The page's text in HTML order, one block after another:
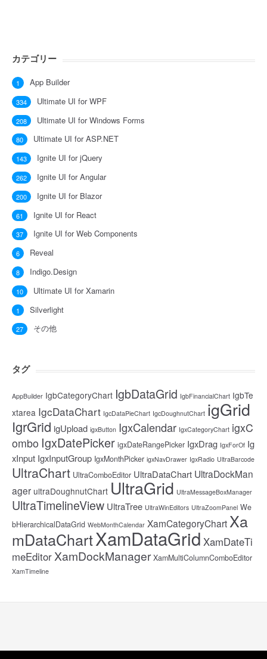
カテゴリー
App Builder
1
Ultimate UI for WPF
334
Ultimate UI for Windows Forms
208
Ultimate UI for ASP.NET
80
Ignite UI for jQuery
143
Ignite UI for Angular
262
Ignite UI for Blazor
200
Ignite UI for React
61
Ignite UI for Web Components
37
Reveal
6
Indigo.Design
8
Ultimate UI for Xamarin
10
Silverlight
1
その他
27
タグ
AppBuilder IgbCategoryChart IgbDataGrid IgbFinancialChart IgbTe
xtarea IgcDataChart IgcDataPieChart IgcDoughnutChart igGrid
IgrGrid igUpload igxButton IgxCalendar IgxCategoryChart igxC
ombo IgxDatePicker igxDateRangePicker IgxDrag IgxForOf Ig
xInput IgxInputGroup IgxMonthPicker igxNavDrawer IgxRadio UltraBarcode
UltraChart UltraComboEditor UltraDataChart UltraDockMan
ager ultraDoughnutChart UltraGrid UltraMessageBoxManager
UltraTimelineView UltraTree UltraWinEditors UltraZoomPanel We
bHierarchicalDataGrid WebMonthCalendar XamCategoryChart Xa
mDataChartXamDataGridXamDateTi
meEditor XamDockManager XamMultiColumnComboEditor
XamTimeline